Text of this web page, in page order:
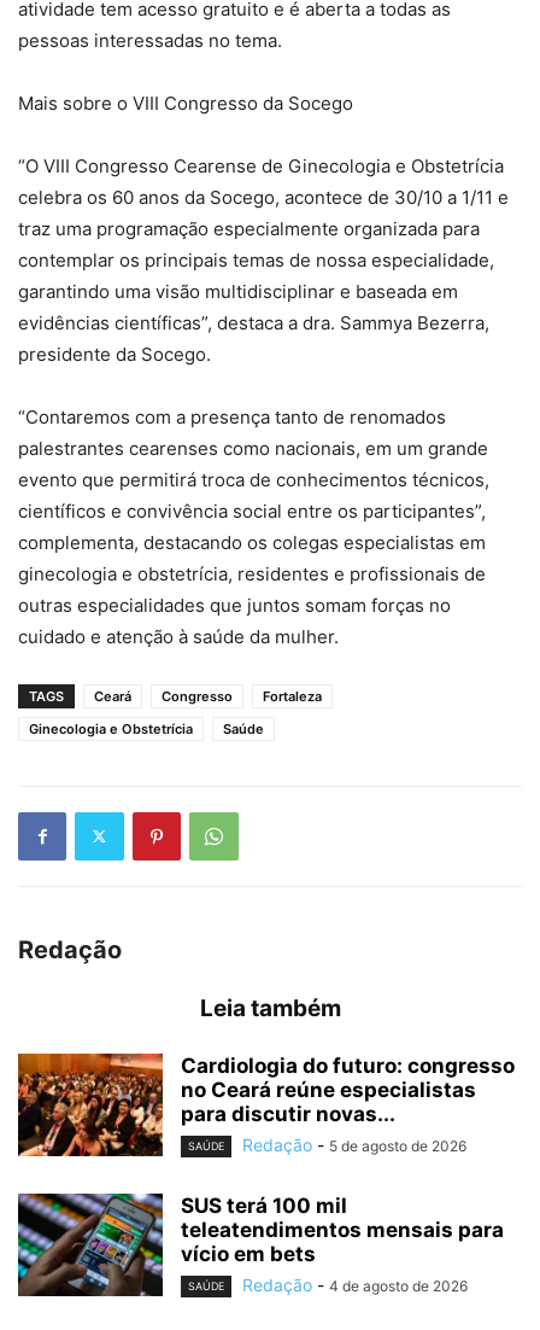
atividade tem acesso gratuito e é aberta a todas as
pessoas interessadas no tema.
Mais sobre o VIII Congresso da Socego
“O VIII Congresso Cearense de Ginecologia e Obstetrícia
celebra os 60 anos da Socego, acontece de 30/10 a 1/11 e
traz uma programação especialmente organizada para
contemplar os principais temas de nossa especialidade,
garantindo uma visão multidisciplinar e baseada em
evidências científicas”, destaca a dra. Sammya Bezerra,
presidente da Socego.
“Contaremos com a presença tanto de renomados
palestrantes cearenses como nacionais, em um grande
evento que permitirá troca de conhecimentos técnicos,
científicos e convivência social entre os participantes”,
complementa, destacando os colegas especialistas em
ginecologia e obstetrícia, residentes e profissionais de
outras especialidades que juntos somam forças no
cuidado e atenção à saúde da mulher.
TAGS Ceará Congresso
Fortaleza
Ginecologia e Obstetrícia
Saúde
Redação
Leia também
Cardiologia do futuro: congresso
no Ceará reúne especialistas
para discutir novas...
SAÚDE Redação - 5 de agosto de 2026
SUS terá 100 mil
teleatendimentos mensais para
vício em bets
SAÚDE Redação - 4 de agosto de 2026